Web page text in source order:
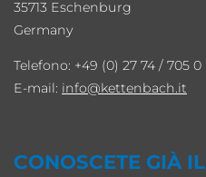
35713 Eschenburg
Germany
Telefono: +49 (0) 27 74 / 705 0
E-mail: info kettenbach.it
CONOSCETE GIÀ IL